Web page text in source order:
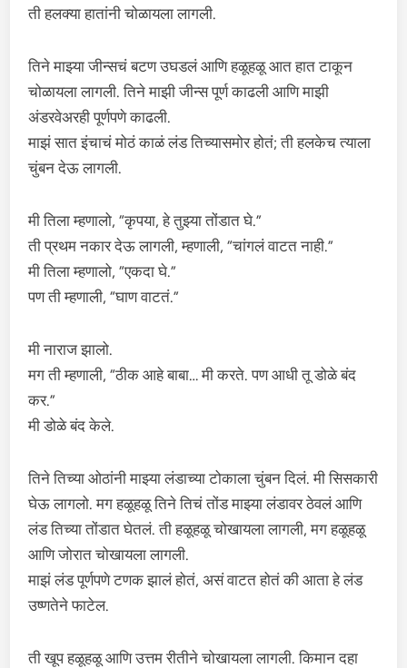
ती हलक्या हातांनी चोळायला लागली.
तिने माझ्या जीन्सचं बटण उघडलं आणि हळूहळू आत हात टाकून
चोळायला लागली. तिने माझी जीन्स पूर्ण काढली आणि माझी
अंडरवेअरही पूर्णपणे काढली.
माझं सात इंचाचं मोठं काळं लंड तिच्यासमोर होतं; ती हलकेच त्याला
चुंबन देऊ लागली.
मी तिला म्हणालो, “कृपया, हे तुझ्या तोंडात घे.”
ती प्रथम नकार देऊ लागली, म्हणाली, “चांगलं वाटत नाही.”
मी तिला म्हणालो, “एकदा घे.”
पण ती म्हणाली, “घाण वाटतं.”
मी नाराज झालो.
मग ती म्हणाली, “ठीक आहे बाबा… मी करते. पण आधी तू डोळे बंद
कर.”
मी डोळे बंद केले.
तिने तिच्या ओठांनी माझ्या लंडाच्या टोकाला चुंबन दिलं. मी सिसकारी
घेऊ लागलो. मग हळूहळू तिने तिचं तोंड माझ्या लंडावर ठेवलं आणि
लंड तिच्या तोंडात घेतलं. ती हळूहळू चोखायला लागली, मग हळूहळू
आणि जोरात चोखायला लागली.
माझं लंड पूर्णपणे टणक झालं होतं, असं वाटत होतं की आता हे लंड
उष्णतेने फाटेल.
ती खूप हळूहळू आणि उत्तम रीतीने चोखायला लागली. किमान दहा